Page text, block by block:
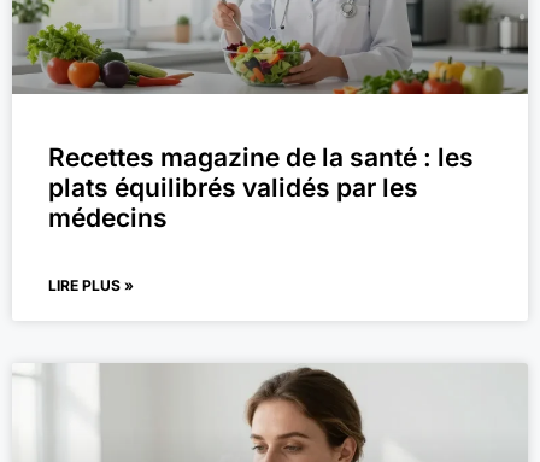
Recettes magazine de la santé : les
plats équilibrés validés par les
médecins
LIRE PLUS »